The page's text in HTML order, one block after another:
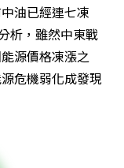
油已經連七凍
析，雖然中東戰
源價格凍漲之
危機弱化成發現